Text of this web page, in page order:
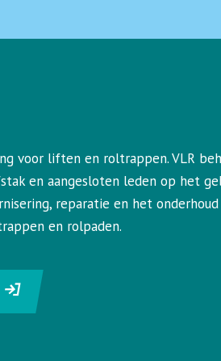
voor liften en roltrappen. VLR
en aangesloten leden op het
reparatie en het
en rolpaden.